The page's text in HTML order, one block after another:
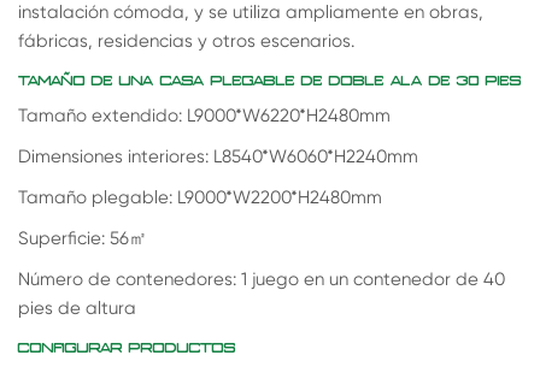
instalación cómoda, y se utiliza ampliamente en obras,
fábricas, residencias y otros escenarios.
TAMAÑO DE UNA CASA PLEGABLE DE DOBLE ALA DE 30 PIES
Tamaño extendido: L9000*W6220*H2480mm
Dimensiones interiores: L8540*W6060*H2240mm
Tamaño plegable: L9000*W2200*H2480mm
Superficie: 56㎡
Número de contenedores: 1 juego en un contenedor de 40
pies de altura
CONFIGURAR PRODUCTOS